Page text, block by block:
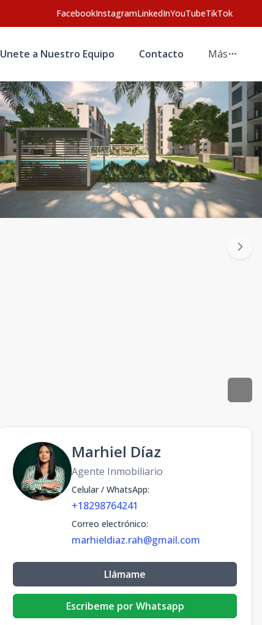
FacebookInstagramLinkedInYouTubeTikTok
Unete a Nuestro Equipo Contacto Más
Marhiel Díaz
Agente Inmobiliario
Celular / WhatsApp:
+18298764241
Correo electrónico:
marhieldiaz.rah@gmail.com
Llámame
Escribeme por Whatsapp